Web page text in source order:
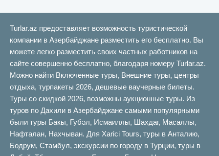
Turlar.az предоставляет возможность туристической
компании в Азербайджане разместить его бесплатно. Вы
можете легко разместить своих частных работников на
сайте совершенно бесплатно, благодаря номеру Turlar.az.
Можно найти Включенные туры, Внешние туры, центры
отдыха, турпакеты 2026, дешевые ваучерные билеты.
Туры со скидкой 2026, возможны аукционные туры. Из
туров по Дахили в Азербайджане самыми популярными
были туры Бакы, Губəл, Исмаиллы, Шахдаг, Масаллы,
Нафталан, Нахчыван. Для Xarici Tours, туры в Анталию,
Бодрум, Стамбул, экскурсии по городу в Турции, туры в